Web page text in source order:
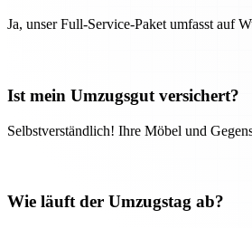
Ja, unser Full-Service-Paket umfasst auf
Ist mein Umzugsgut versichert?
Selbstverständlich! Ihre Möbel und
Wie läuft der Umzugstag ab?